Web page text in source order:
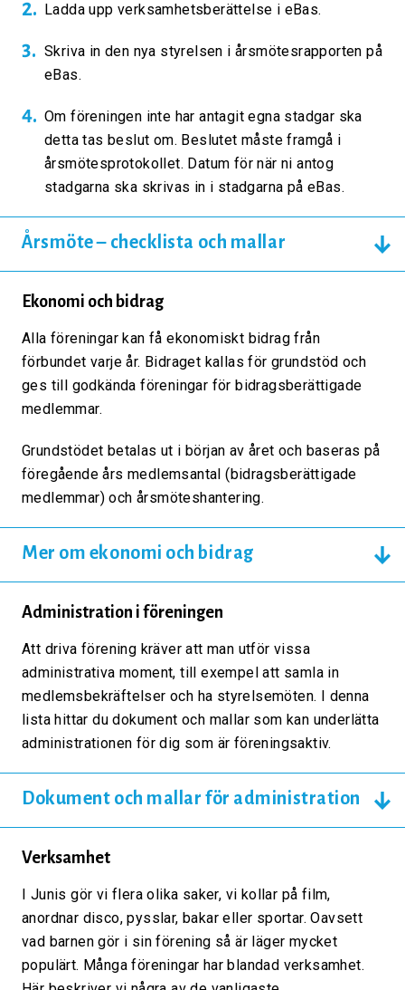
Ladda upp verksamhetsberättelse i eBas.
Skriva in den nya styrelsen i årsmötesrapporten på
eBas.
Om föreningen inte har antagit egna stadgar ska
detta tas beslut om. Beslutet måste framgå i
årsmötesprotokollet. Datum för när ni antog
stadgarna ska skrivas in i stadgarna på eBas.
Årsmöte – checklista och mallar
Ekonomi och bidrag
Alla föreningar kan få ekonomiskt bidrag från
förbundet varje år. Bidraget kallas för grundstöd och
ges till godkända föreningar för bidragsberättigade
medlemmar.
Grundstödet betalas ut i början av året och baseras på
föregående års medlemsantal (bidragsberättigade
medlemmar) och årsmöteshantering.
Mer om ekonomi och bidrag
Administration i föreningen
Att driva förening kräver att man utför vissa
administrativa moment, till exempel att samla in
medlemsbekräftelser och ha styrelsemöten. I denna
lista hittar du dokument och mallar som kan underlätta
administrationen för dig som är föreningsaktiv.
Dokument och mallar för administration
Verksamhet
I Junis gör vi flera olika saker, vi kollar på film,
anordnar disco, pysslar, bakar eller sportar. Oavsett
vad barnen gör i sin förening så är läger mycket
populärt. Många föreningar har blandad verksamhet.